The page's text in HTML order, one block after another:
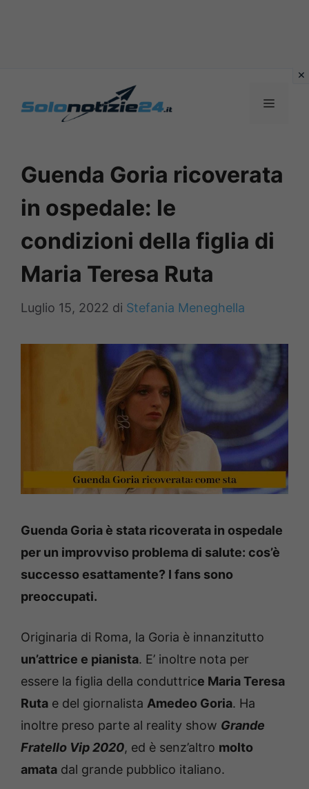
MENU
Guenda Goria ricoverata
in ospedale: le
condizioni della figlia di
Maria Teresa Ruta
Luglio 15, 2022 di Stefania Meneghella
Guenda Goria è stata ricoverata in ospedale
per un improvviso problema di salute: cos’è
successo esattamente? I fans sono
preoccupati.
Originaria di Roma, la Goria è innanzitutto
un’attrice e pianista. E’ inoltre nota per
essere la figlia della conduttrice Maria Teresa
Ruta e del giornalista Amedeo Goria. Ha
inoltre preso parte al reality show Grande
Fratello Vip 2020, ed è senz’altro molto
amata dal grande pubblico italiano.